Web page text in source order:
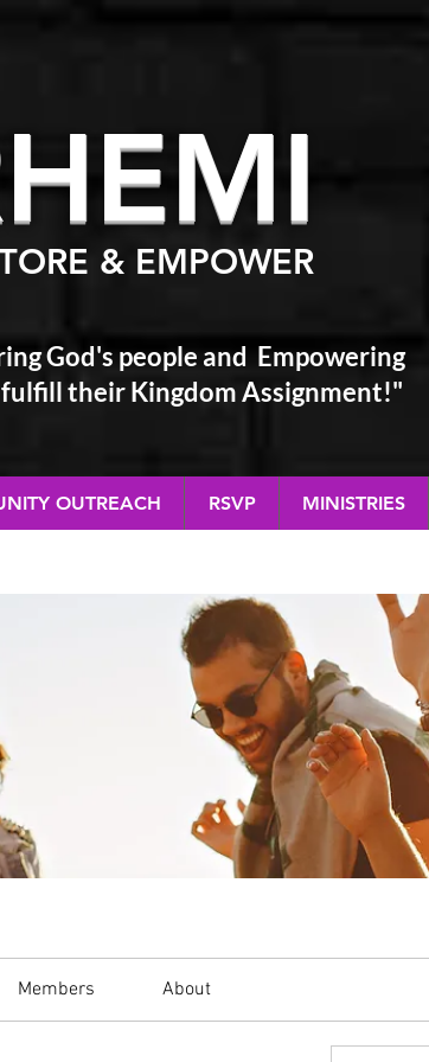
I
& EMPOWER
God's people and Empowering
their Kingdom Assignment!"
OUTREACH RSVP MINISTRIES
Members About